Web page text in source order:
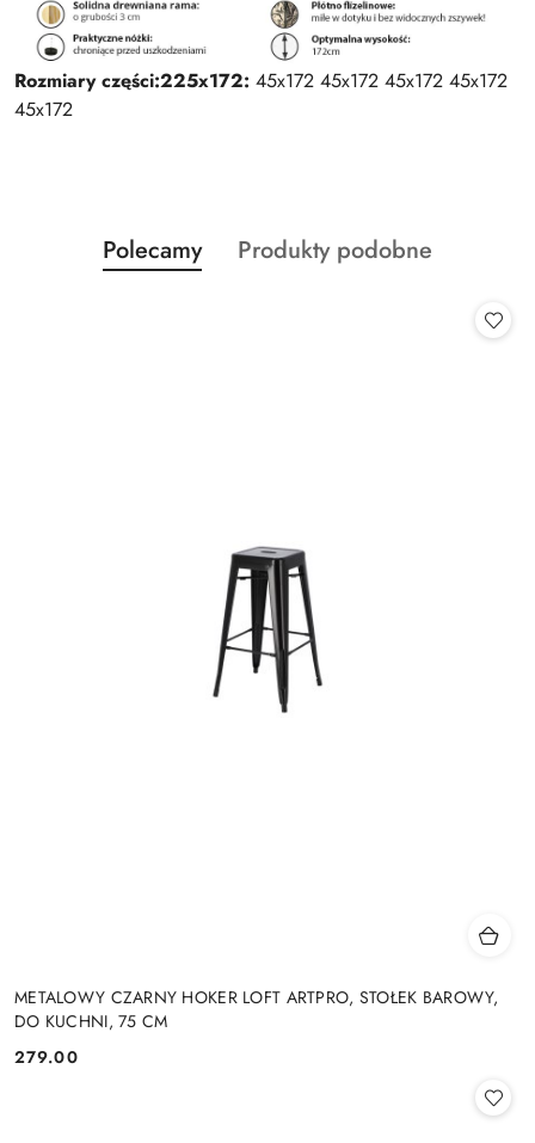
Rozmiary części:225x172: 45x172 45x172 45x172 45x172
45x172
Pomiń karuzelę produktów
Produkty
o
Polecamy
Produkty
Produkty podobne
METALOWY CZARNY HOKER LOFT ARTPRO, STOŁEK BAROWY,
DO KUCHNI, 75 CM
Cena:
279.00